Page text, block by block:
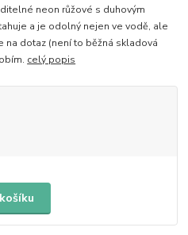
neon růžové s duhovým
a je odolný nejen ve vodě, ale
na dotaz (není to běžná skladová
celý popis